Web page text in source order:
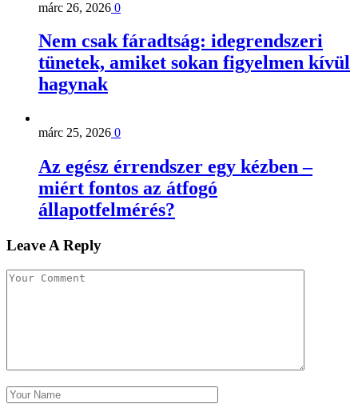
márc 26, 2026 0
Nem csak fáradtság: idegrendszeri
tünetek, amiket sokan figyelmen kívül
hagynak
márc 25, 2026 0
Az egész érrendszer egy kézben –
miért fontos az átfogó
állapotfelmérés?
Leave A Reply